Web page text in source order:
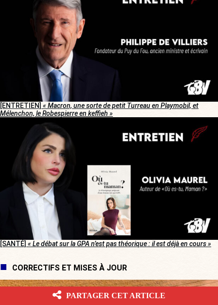
[ENTRETIEN] « Macron, une sorte de petit Turreau en Playmobil, et
Mélenchon, le Robespierre en keffieh »
[SANTÉ] « Le débat sur la GPA n’est pas théorique : il est déjà en cours »
CORRECTIFS ET MISES À JOUR
PARTAGER CET ARTICLE